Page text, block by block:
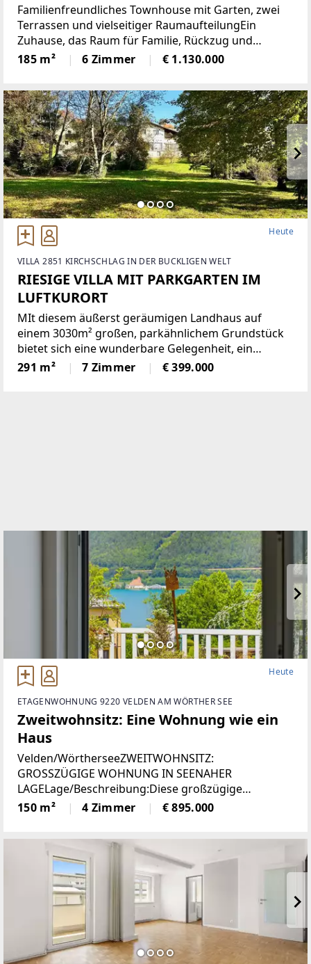
Familienfreundliches Townhouse mit Garten, zwei
Terrassen und vielseitiger RaumaufteilungEin
Zuhause, das Raum für Familie, Rückzug und
gemeinsames Leben schafft: Dieses grosszügige
Townhouse mit rund 185 m² Wohnfläche überzeugt
185 m² 6 Zimmer € 1.130.000
Heute
VILLA 2851 KIRCHSCHLAG IN DER BUCKLIGEN WELT
RIESIGE VILLA MIT PARKGARTEN IM
LUFTKURORT
MIt diesem äußerst geräumigen Landhaus auf
einem 3030m² großen, parkähnlichem Grundstück
bietet sich eine wunderbare Gelegenheit, ein
einmaliges Domizil in der beliebten Gemeinde
Krumbach zu schaffen!Das 1972 in Ziegelbauweise
291 m² 7 Zimmer € 399.000
Heute
ETAGENWOHNUNG 9220 VELDEN AM WÖRTHER SEE
Zweitwohnsitz: Eine Wohnung wie ein
Haus
Velden/WörtherseeZWEITWOHNSITZ:
GROSSZÜGIGE WOHNUNG IN SEENAHER
LAGELage/Beschreibung:Diese großzügige
Wohnung vereint hohen Wohnkomfort mit einer
seltenen Zweitwohnsitzwidmung und traumhaftem
150 m² 4 Zimmer € 895.000